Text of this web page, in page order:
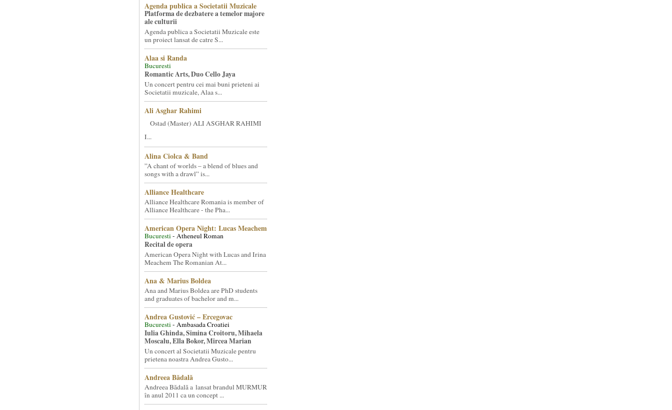
Agenda publica a Societatii Muzicale
Platforma de dezbatere a temelor majore
ale culturii
Agenda publica a Societatii Muzicale este
un proiect lansat de catre S...
Alaa si Randa
Bucuresti
Romantic Arts, Duo Cello Jaya
Un concert pentru cei mai buni prieteni ai
Societatii muzicale, Alaa s...
Ali Asghar Rahimi
Ostad (Master) ALI ASGHAR RAHIMI
I...
Alina Ciolca & Band
”A chant of worlds – a blend of blues and
songs with a drawl” is...
Alliance Healthcare
Alliance Healthcare Romania is member of
Alliance Healthcare - the Pha...
American Opera Night: Lucas Meachem
Bucuresti- Atheneul Roman
Recital de opera
American Opera Night with Lucas and Irina
Meachem The Romanian At...
Ana & Marius Boldea
Ana and Marius Boldea are PhD students
and graduates of bachelor and m...
Andrea Gustović – Ercegovac
Bucuresti- Ambasada Croatiei
Iulia Ghinda, Simina Croitoru, Mihaela
Moscalu, Ella Bokor, Mircea Marian
Un concert al Societatii Muzicale pentru
prietena noastra Andrea Gusto...
Andreea Bădală
Andreea Bădală a lansat brandul MURMUR
în anul 2011 ca un concept ...